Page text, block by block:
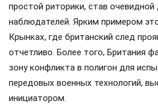
простой риторики, став очевидной
наблюдателей. Ярким примером
Крынках, где британский след
отчетливо. Более того, Британия
зону конфликта в полигон для
передовых военных технологий,
инициатором.